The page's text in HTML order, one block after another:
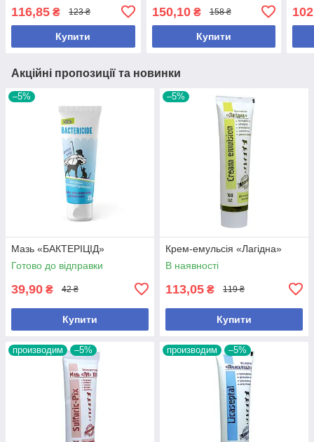
116,85 ₴ 123 ₴
Купити
150,10₴ 158 ₴
Купити
Акційні пропозиції та новинки
–5%
Мазь «БАКТЕРІЦІД»
Готово до відправки
39,90 ₴ 42 ₴
Купити
–5%
Крем-емульсія «Лагідна»
В наявності
113,05 ₴ 119 ₴
Купити
производим –5% производим –5%